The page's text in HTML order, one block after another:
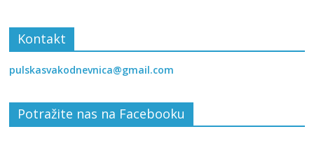
Kontakt
pulskasvakodnevnica@gmail.com
Potražite nas na Facebooku